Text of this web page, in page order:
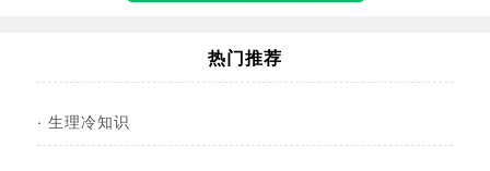
热门推荐
· 生理冷知识